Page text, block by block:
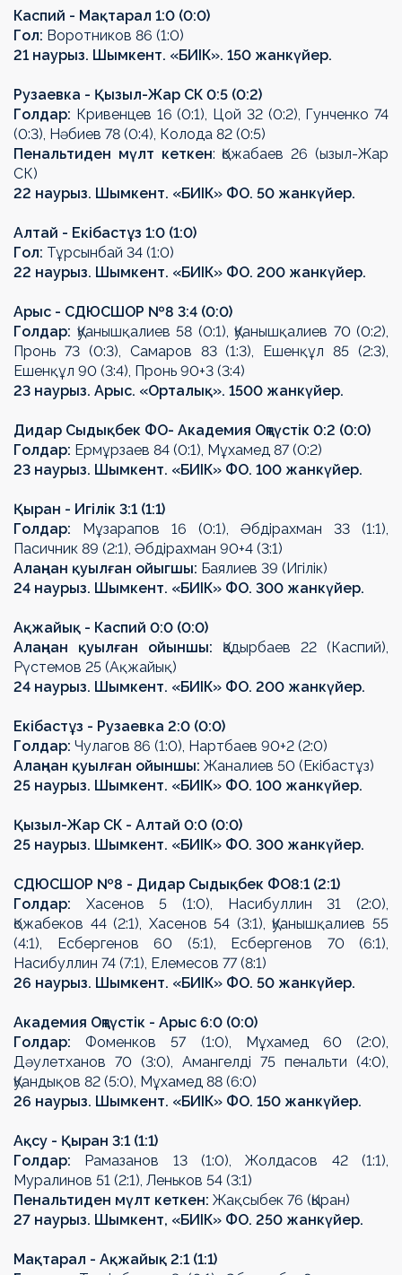
Каспий - Мақтарал 1:0 (0:0)
Гол: Воротников 86 (1:0)
21 наурыз. Шымкент. «БИІК». 150 жанкүйер.
Рузаевка - Қызыл-Жар СК 0:5 (0:2)
Голдар: Кривенцев 16 (0:1), Цой 32 (0:2), Гунченко 74
(0:3), Нәбиев 78 (0:4), Колода 82 (0:5)
Пенальтиден мүлт кеткен: Қожабаев 26 (ызыл-Жар
СК)
22 наурыз. Шымкент. «БИІК» ФО. 50 жанкүйер.
Алтай - Екібастұз 1:0 (1:0)
Гол: Тұрсынбай 34 (1:0)
22 наурыз. Шымкент. «БИІК» ФО. 200 жанкүйер.
Арыс - СДЮСШОР №8 3:4 (0:0)
Голдар: Қуанышқалиев 58 (0:1), Қуанышқалиев 70 (0:2),
Пронь 73 (0:3), Самаров 83 (1:3), Ешенқұл 85 (2:3),
Ешенқұл 90 (3:4), Пронь 90+3 (3:4)
23 наурыз. Арыс. «Орталық». 1500 жанкүйер.
Дидар Сыдықбек ФО- Академия Оңтүстік 0:2 (0:0)
Голдар: Ермұрзаев 84 (0:1), Мұхамед 87 (0:2)
23 наурыз. Шымкент. «БИІК» ФО. 100 жанкүйер.
Қыран - Игілік 3:1 (1:1)
Голдар: Мұзарапов 16 (0:1), Әбдірахман 33 (1:1),
Пасичник 89 (2:1), Әбдірахман 90+4 (3:1)
Алаңнан қуылған ойыгшы: Баялиев 39 (Игілік)
24 наурыз. Шымкент. «БИІК» ФО. 300 жанкүйер.
Ақжайық - Каспий 0:0 (0:0)
Алаңнан қуылған ойыншы: Қадырбаев 22 (Каспий),
Рүстемов 25 (Ақжайық)
24 наурыз. Шымкент. «БИІК» ФО. 200 жанкүйер.
Екібастұз - Рузаевка 2:0 (0:0)
Голдар: Чулагов 86 (1:0), Нартбаев 90+2 (2:0)
Алаңнан қуылған ойыншы: Жаналиев 50 (Екібастұз)
25 наурыз. Шымкент. «БИІК» ФО. 100 жанкүйер.
Қызыл-Жар СК - Алтай 0:0 (0:0)
25 наурыз. Шымкент. «БИІК» ФО. 300 жанкүйер.
СДЮСШОР №8 - Дидар Сыдықбек ФО8:1 (2:1)
Голдар: Хасенов 5 (1:0), Насибуллин 31 (2:0),
Қожабеков 44 (2:1), Хасенов 54 (3:1), Қуанышқалиев 55
(4:1), Есбергенов 60 (5:1), Есбергенов 70 (6:1),
Насибуллин 74 (7:1), Елемесов 77 (8:1)
26 наурыз. Шымкент. «БИІК» ФО. 50 жанкүйер.
Академия Оңтүстік - Арыс 6:0 (0:0)
Голдар: Фоменков 57 (1:0), Мұхамед 60 (2:0),
Дәулетханов 70 (3:0), Амангелді 75 пенальти (4:0),
Қуандықов 82 (5:0), Мұхамед 88 (6:0)
26 наурыз. Шымкент. «БИІК» ФО. 150 жанкүйер.
Ақсу - Қыран 3:1 (1:1)
Голдар: Рамазанов 13 (1:0), Жолдасов 42 (1:1),
Муралинов 51 (2:1), Леньков 54 (3:1)
Пенальтиден мүлт кеткен: Жақсыбек 76 (Қыран)
27 наурыз. Шымкент, «БИІК» ФО. 250 жанкүйер.
Мақтарал - Ақжайық 2:1 (1:1)